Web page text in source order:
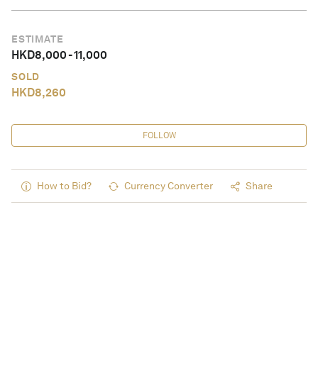
ESTIMATE
HKD8,000-11,000
SOLD
HKD8,260
FOLLOW
How to Bid? Currency Converter Share